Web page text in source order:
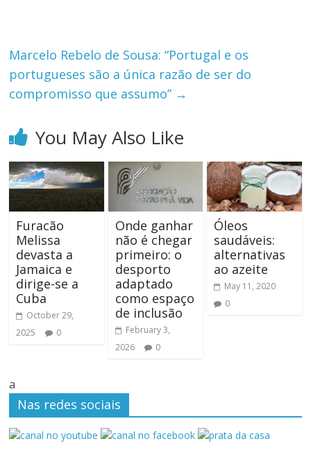
Marcelo Rebelo de Sousa: “Portugal e os
portugueses são a única razão de ser do
compromisso que assumo” →
You May Also Like
Furacão
Melissa
devasta a
Jamaica e
dirige-se a
Cuba
October 29,
2025
0
Onde ganhar
não é chegar
primeiro: o
desporto
adaptado
como espaço
de inclusão
February 3,
2026
0
Óleos
saudáveis:
alternativas
ao azeite
May 11, 2020
0
a
Nas redes sociais